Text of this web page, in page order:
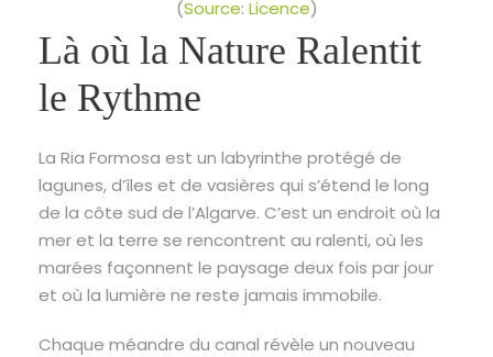
(Source: Licence)
Là où la Nature Ralentit
le Rythme
La Ria Formosa est un labyrinthe protégé de
lagunes, d’îles et de vasières qui s’étend le long
de la côte sud de l’Algarve. C’est un endroit où la
mer et la terre se rencontrent au ralenti, où les
marées façonnent le paysage deux fois par jour
et où la lumière ne reste jamais immobile.
Chaque méandre du canal révèle un nouveau